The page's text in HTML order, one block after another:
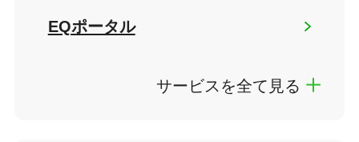
EQポータル
サービスを全て見る